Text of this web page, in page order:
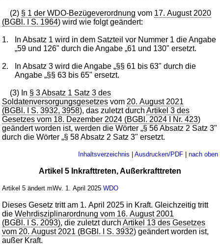
(2) § 1 der WDO-Bezügeverordnung vom 17. August 2020
(BGBl. I S. 1964) wird wie folgt geändert:
1.
In Absatz 1 wird in dem Satzteil vor Nummer 1 die Angabe
„59 und 126" durch die Angabe „61 und 130" ersetzt.
2.
In Absatz 3 wird die Angabe „§§ 61 bis 63" durch die
Angabe „§§ 63 bis 65" ersetzt.
(3) In § 3 Absatz 1 Satz 3 des
Soldatenversorgungsgesetzes vom 20. August 2021
(BGBl. I S. 3932, 3958), das zuletzt durchArtikel 3 des
Gesetzes vom 18. Dezember 2024 (BGBl. 2024 I Nr. 423)
geändert worden ist, werden die Wörter „§ 56 Absatz 2 Satz 3"
durch die Wörter „§ 58 Absatz 2 Satz 3" ersetzt.
Inhaltsverzeichnis | Ausdrucken/PDF| nach oben
Artikel 5 Inkrafttreten, Außerkrafttreten
Artikel 5 ändert mWv. 1. April 2025WDO
Dieses Gesetz tritt am 1. April 2025 in Kraft. Gleichzeitig tritt
dieWehrdisziplinarordnung vom 16. August 2001
(BGBl. I S. 2093), die zuletzt durchArtikel 13 des Gesetzes
vom 20. August 2021 (BGBl. I S. 3932) geändert worden ist,
außer Kraft.